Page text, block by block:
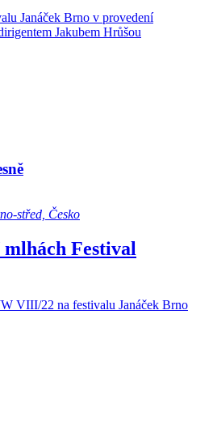
Janáček Brno v provedení
Jakubem Hrůšou
střed, Česko
mlhách Festival
VIII/22 na festivalu Janáček Brno